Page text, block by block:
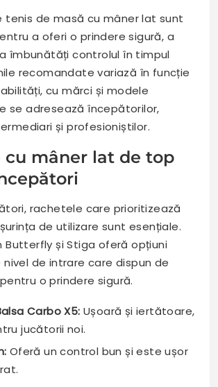
tenis de masă cu mâner lat sunt
a oferi o prindere sigură, a
îmbunătăți controlul în timpul
recomandate variază în funcție
cu mărci și modele
se adresează începătorilor,
și profesioniștilor.
cu mâner lat de top
rachetele care prioritizează
de utilizare sunt esențiale.
Butterfly și Stiga oferă opțiuni
de intrare care dispun de
o prindere sigură.
Carbo X5: Ușoară și iertătoare,
jucătorii noi.
Oferă un control bun și este ușor